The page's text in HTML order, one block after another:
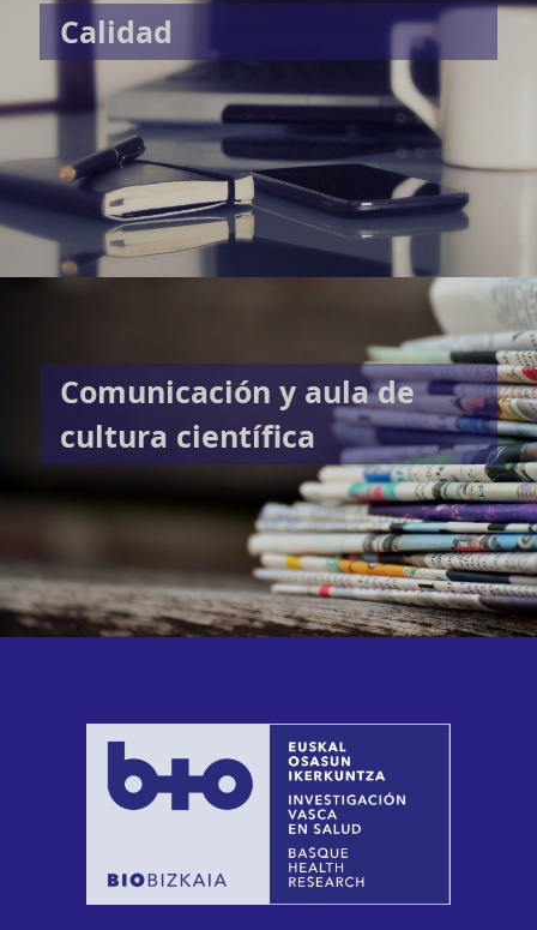
Calidad
Comunicación y aula de
cultura científica